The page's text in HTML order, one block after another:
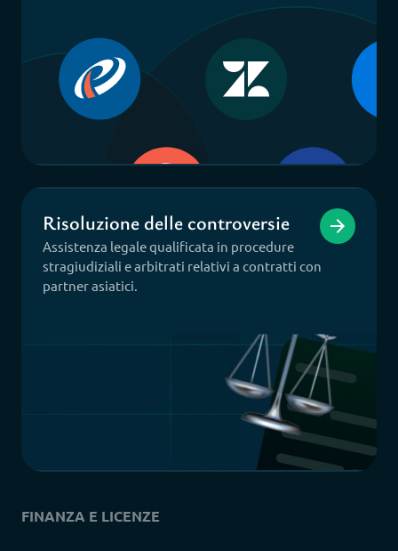
Risoluzione delle controversie
Assistenza legale qualificata in procedure
stragiudiziali e arbitrati relativi a contratti con
partner asiatici.
FINANZA E LICENZE